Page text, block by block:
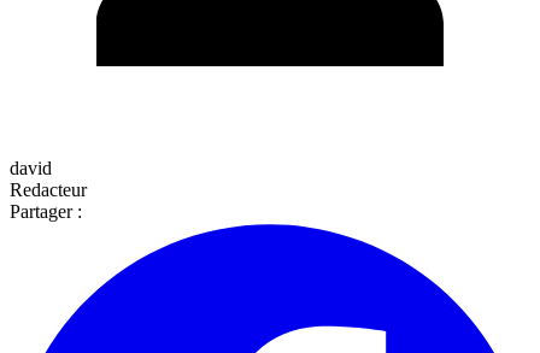
david
Redacteur
Partager :